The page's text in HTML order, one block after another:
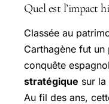
Quel est l’impact
Classée au
Carthagène fut
conquête
stratégique sur
Au fil des ans,